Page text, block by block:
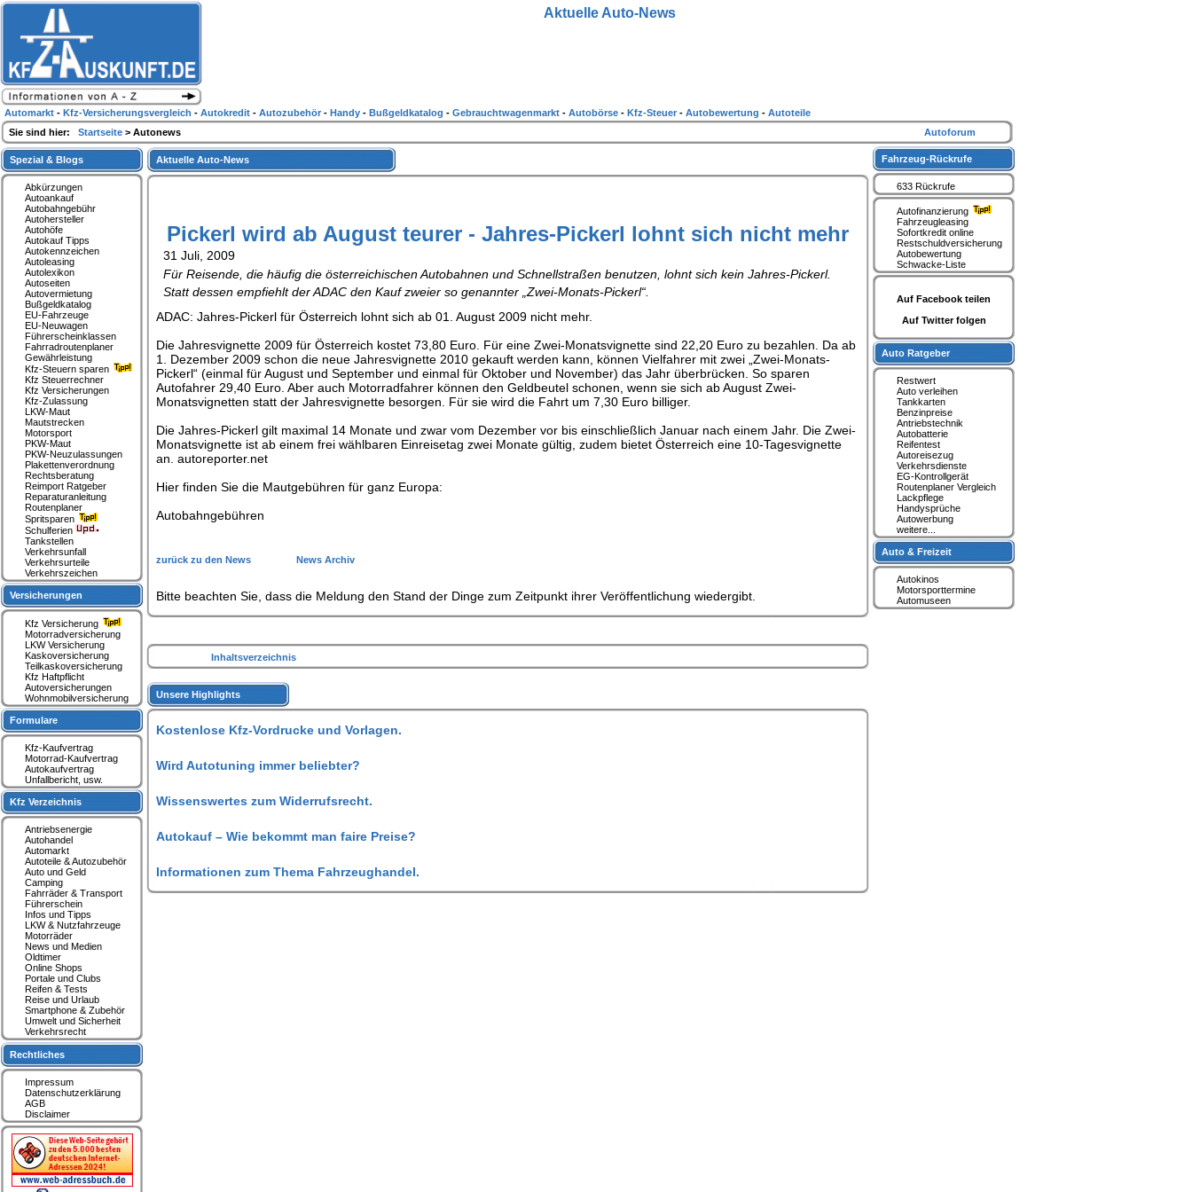
Aktuelle Auto-News
Pickerl wird ab August teurer - Jahres-Pickerl lohnt sich nicht mehr
31 Juli, 2009
Für Reisende, die häufig die österreichischen Autobahnen und Schnellstraßen benutzen, lohnt sich kein Jahres-Pickerl.
Statt dessen empfiehlt der ADAC den Kauf zweier so genannter „Zwei-Monats-Pickerl“.
ADAC: Jahres-Pickerl für Österreich lohnt sich ab 01. August 2009 nicht mehr.
Die Jahresvignette 2009 für Österreich kostet 73,80 Euro. Für eine Zwei-Monatsvignette sind 22,20 Euro zu bezahlen. Da ab
1. Dezember 2009 schon die neue Jahresvignette 2010 gekauft werden kann, können Vielfahrer mit zwei „Zwei-Monats-
Pickerl“ (einmal für August und September und einmal für Oktober und November) das Jahr überbrücken. So sparen
Autofahrer 29,40 Euro. Aber auch Motorradfahrer können den Geldbeutel schonen, wenn sie sich ab August Zwei-
Monatsvignetten statt der Jahresvignette besorgen. Für sie wird die Fahrt um 7,30 Euro billiger.
Die Jahres-Pickerl gilt maximal 14 Monate und zwar vom Dezember vor bis einschließlich Januar nach einem Jahr. Die Zwei-
Monatsvignette ist ab einem frei wählbaren Einreisetag zwei Monate gültig, zudem bietet Österreich eine 10-Tagesvignette
an. autoreporter.net
Hier finden Sie die Mautgebühren für ganz Europa:
Autobahngebühren
zurück zu den News News Archiv
Bitte beachten Sie, dass die Meldung den Stand der Dinge zum Zeitpunkt ihrer Veröffentlichung wiedergibt.
Inhaltsverzeichnis
Unsere Highlights
Kostenlose Kfz-Vordrucke und Vorlagen.
Wird Autotuning immer beliebter?
Wissenswertes zum Widerrufsrecht.
Autokauf – Wie bekommt man faire Preise?
Informationen zum Thema Fahrzeughandel.
Spezial & Blogs
Abkürzungen
Autoankauf
Autobahngebühr
Autohersteller
Autohöfe
Autokauf Tipps
Autokennzeichen
Autoleasing
Autolexikon
Autoseiten
Autovermietung
Bußgeldkatalog
EU-Fahrzeuge
EU-Neuwagen
Führerscheinklassen
Fahrradroutenplaner
Gewährleistung
Kfz-Steuern sparen
Kfz Steuerrechner
Kfz Versicherungen
Kfz-Zulassung
LKW-Maut
Mautstrecken
Motorsport
PKW-Maut
PKW-Neuzulassungen
Plakettenverordnung
Rechtsberatung
Reimport Ratgeber
Reparaturanleitung
Routenplaner
Spritsparen
Schulferien
Tankstellen
Verkehrsunfall
Verkehrsurteile
Verkehrszeichen
Versicherungen
Kfz Versicherung
Motorradversicherung
LKW Versicherung
Kaskoversicherung
Teilkaskoversicherung
Kfz Haftpflicht
Autoversicherungen
Wohnmobilversicherung
Formulare
Kfz-Kaufvertrag
Motorrad-Kaufvertrag
Autokaufvertrag
Unfallbericht, usw.
Kfz Verzeichnis
Antriebsenergie
Autohandel
Automarkt
Autoteile & Autozubehör
Auto und Geld
Camping
Fahrräder & Transport
Führerschein
Infos und Tipps
LKW & Nutzfahrzeuge
Motorräder
News und Medien
Oldtimer
Online Shops
Portale und Clubs
Reifen & Tests
Reise und Urlaub
Smartphone & Zubehör
Umwelt und Sicherheit
Verkehrsrecht
Rechtliches
Impressum
Datenschutzerklärung
AGB
Disclaimer
Fahrzeug-Rückrufe
633 Rückrufe
Autofinanzierung
Fahrzeugleasing
Sofortkredit online
Restschuldversicherung
Autobewertung
Schwacke-Liste
Auf Facebook teilen
Auf Twitter folgen
Auto Ratgeber
Restwert
Auto verleihen
Tankkarten
Benzinpreise
Antriebstechnik
Autobatterie
Reifentest
Autoreisezug
Verkehrsdienste
EG-Kontrollgerät
Routenplaner Vergleich
Lackpflege
Handysprüche
Autowerbung
weitere...
Auto & Freizeit
Autokinos
Motorsporttermine
Automuseen
Aktuelle Auto-News
Automarkt - Kfz-Versicherungsvergleich - Autokredit - Autozubehör - Handy - Bußgeldkatalog - Gebrauchtwagenmarkt - Autobörse - Kfz-Steuer - Autobewertung - Autoteile
Sie sind hier: Startseite > Autonews Autoforum